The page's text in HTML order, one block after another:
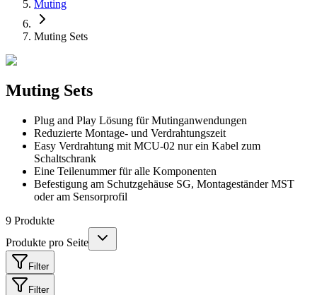
Muting
Muting Sets
Muting Sets
Plug and Play Lösung für Mutinganwendungen
Reduzierte Montage- und Verdrahtungszeit
Easy Verdrahtung mit MCU-02 nur ein Kabel zum
Schaltschrank
Eine Teilenummer für alle Komponenten
Befestigung am Schutzgehäuse SG, Montageständer MST
oder am Sensorprofil
9 Produkte
Produkte pro Seite
Filter
Filter